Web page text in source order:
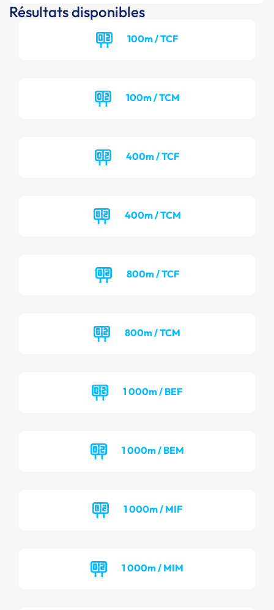
Résultats disponibles
100m / TCF
100m / TCM
400m / TCF
400m / TCM
800m / TCF
800m / TCM
1 000m / BEF
1 000m / BEM
1 000m / MIF
1 000m / MIM